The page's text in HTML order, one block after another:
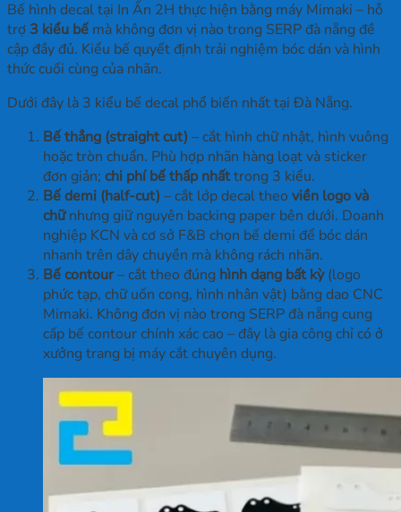
Bế hình decal tại In Ấn 2H thực hiện bằng máy Mimaki – hỗ
trợ 3 kiểu bế mà không đơn vị nào trong SERP đà nẵng đề
cập đầy đủ. Kiểu bế quyết định trải nghiệm bóc dán và hình
thức cuối cùng của nhãn.
Dưới đây là 3 kiểu bế decal phổ biến nhất tại Đà Nẵng.
Bế thẳng (straight cut) – cắt hình chữ nhật, hình vuông
hoặc tròn chuẩn. Phù hợp nhãn hàng loạt và sticker
đơn giản; chi phí bế thấp nhấttrong 3 kiểu.
Bế demi (half-cut) – cắt lớp decal theo viền logo và
chữnhưng giữ nguyên backing paper bên dưới. Doanh
nghiệp KCN và cơ sở F&B chọn bế demi để bóc dán
nhanh trên dây chuyền mà không rách nhãn.
Bế contour– cắt theo đúng hình dạng bất kỳ(logo
phức tạp, chữ uốn cong, hình nhân vật) bằng dao CNC
Mimaki. Không đơn vị nào trong SERP đà nẵng cung
cấp bế contour chính xác cao – đây là gia công chỉ có ở
xưởng trang bị máy cắt chuyên dụng.